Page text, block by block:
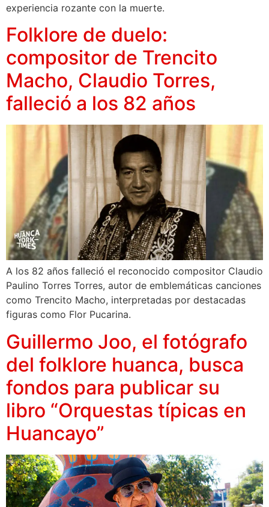
experiencia rozante con la muerte.
Folklore de duelo:
compositor de Trencito
Macho, Claudio Torres,
falleció a los 82 años
A los 82 años falleció el reconocido compositor Claudio
Paulino Torres Torres, autor de emblemáticas canciones
como Trencito Macho, interpretadas por destacadas
figuras como Flor Pucarina.
Guillermo Joo, el fotógrafo
del folklore huanca, busca
fondos para publicar su
libro “Orquestas típicas en
Huancayo”